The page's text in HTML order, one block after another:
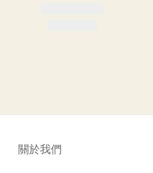
關於我們